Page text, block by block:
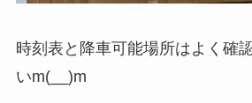
時刻表と降車可能場所はよく確
いm(__)m